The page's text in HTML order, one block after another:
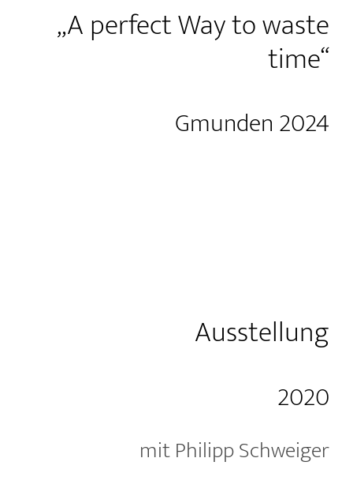
„A perfect Way to waste
time“
Gmunden 2024
Ausstellung
2020
mit Philipp Schweiger